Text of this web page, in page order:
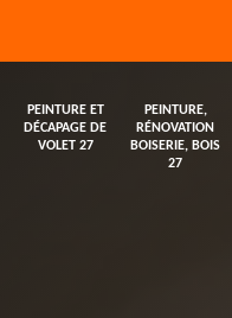
PEINTURE ET
DÉCAPAGE DE
VOLET 27
PEINTURE,
RÉNOVATION
BOISERIE, BOIS
27